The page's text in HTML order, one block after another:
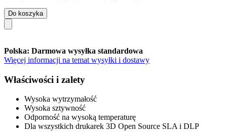
Do koszyka
Polska: Darmowa wysyłka standardowa
Więcej informacji na temat wysyłki i dostawy
Właściwości i zalety
Wysoka wytrzymałość
Wysoka sztywność
Odporność na wysoką temperaturę
Dla wszystkich drukarek 3D Open Source SLA i DLP